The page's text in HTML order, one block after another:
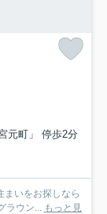
元町」 停歩2分
いをお探しなら
ウン...
もっと見